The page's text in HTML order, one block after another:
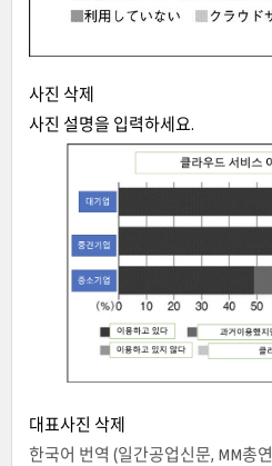
사진 삭제
사진 설명을 입력하세요.
대표사진 삭제
한국어 번역 (일간공업신문, MM총